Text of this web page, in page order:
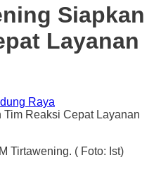
Siapkan
Layanan
Raya
Tirtawening. ( Foto: Ist)